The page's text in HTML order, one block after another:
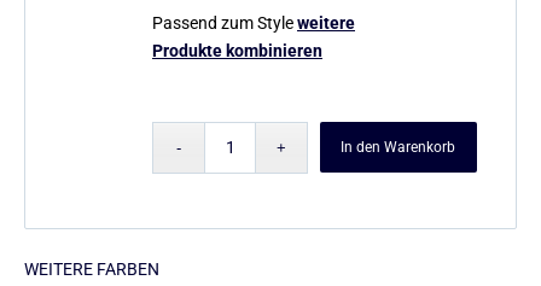
Passend zum Styleweitere
Produkte kombinieren
In den Warenkorb
WEITERE FARBEN